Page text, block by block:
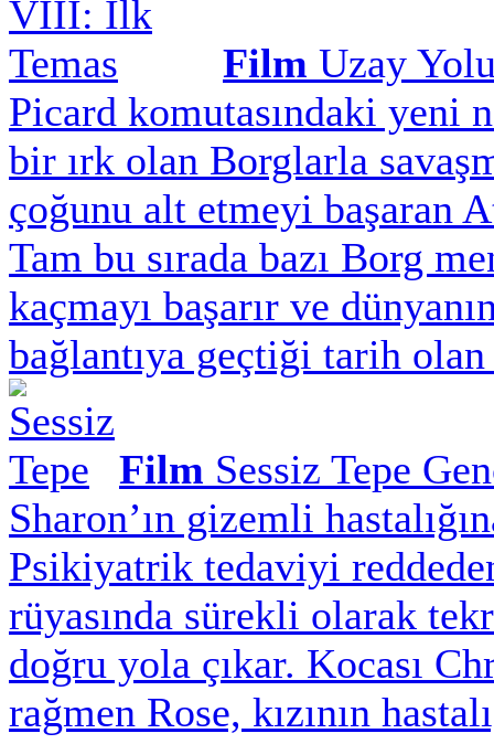
Film Uzay
Picard komutasındaki yeni
bir ırk olan Borglarla
çoğunu alt etmeyi başaran
Tam bu sırada bazı Borg
kaçmayı başarır ve
bağlantıya geçtiği tarih
Film Sessiz Tepe
Sharon’ın gizemli
Psikiyatrik tedaviyi
rüyasında sürekli olarak
doğru yola çıkar. Kocası
rağmen Rose, kızının